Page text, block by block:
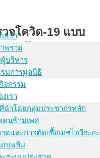
เรา
พรวม
บริหาร
มการมูลนิธิ
จกรรม
เรา
นำโดยกลุ่มประชากรหลัก
คนข้ามเพศ
ดและการติดเชื้อเอชไอวีระยะ
ยบพลัน
จโควิด-19 แบบ
ดเชื้อ
ที่แพร่ระบาดได้อย่าง
ยำและสะดวกในการใช้
จโควิด-19 แบบรวดเร็ว